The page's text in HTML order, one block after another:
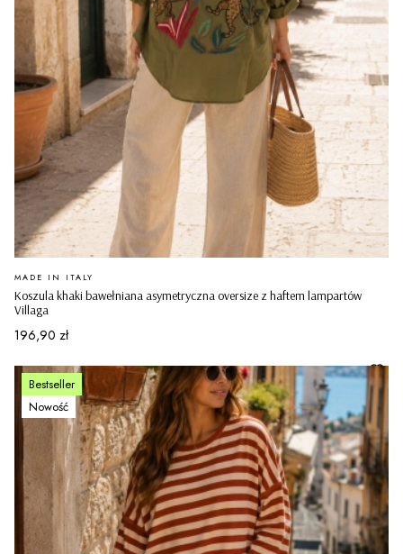
Koszula khaki bawełniana asymetryczna oversize z haftem lampartów
Villaga
PRODUCENT
MADE IN ITALY
Cena
196,90 zł
Bestseller
Nowość